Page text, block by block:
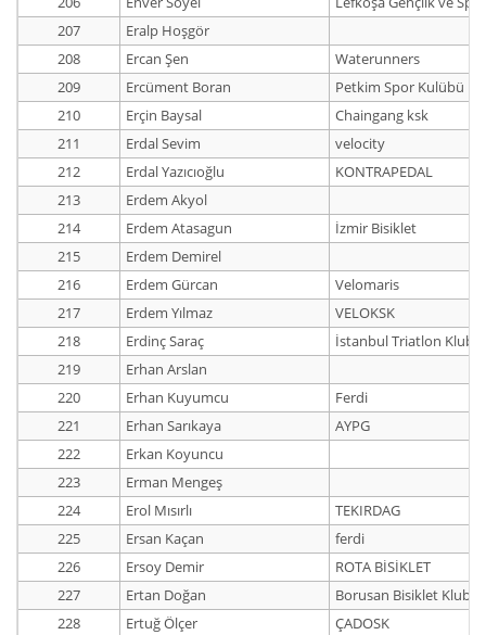
207
Eralp Hoşgör
208
Ercan Şen
Waterunners
209
Ercüment Boran
Petkim Spor Kulübü
210
Erçin Baysal
Chaingang ksk
211
Erdal Sevim
velocity
212
Erdal Yazıcıoğlu
KONTRAPEDAL
213
Erdem Akyol
214
Erdem Atasagun
İzmir Bisiklet
215
Erdem Demirel
216
Erdem Gürcan
Velomaris
217
Erdem Yılmaz
VELOKSK
218
Erdinç Saraç
İstanbul Triatlon Klubü
219
Erhan Arslan
220
Erhan Kuyumcu
Ferdi
221
Erhan Sarıkaya
AYPG
222
Erkan Koyuncu
223
Erman Mengeş
224
Erol Mısırlı
TEKIRDAG
225
Ersan Kaçan
ferdi
226
Ersoy Demir
ROTA BİSİKLET
227
Ertan Doğan
Borusan Bisiklet Klubü
228
Ertuğ Ölçer
ÇADOSK